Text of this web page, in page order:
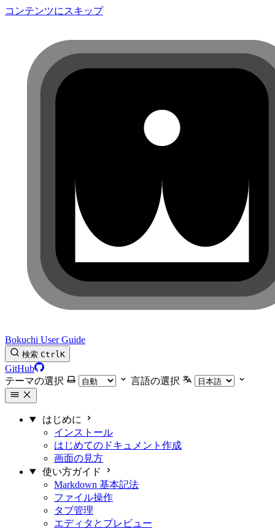
コンテンツにスキップ
Bokuchi User Guide
検索 CtrlK
GitHub
テーマの選択
言語の選択
はじめに
インストール
はじめてのドキュメント作成
画面の見方
使い方ガイド
Markdown 基本記法
ファイル操作
タブ管理
エディタとプレビュー